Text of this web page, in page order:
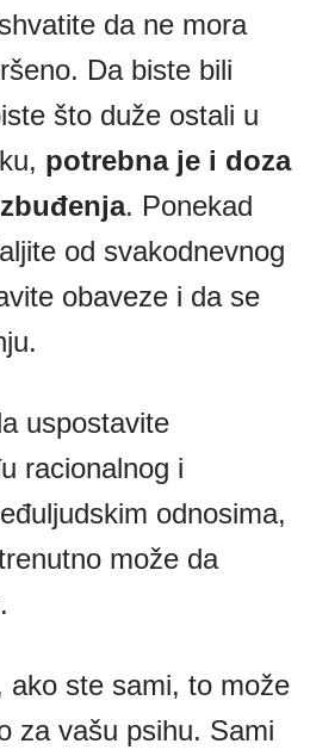
da ne mora
Da biste bili
što duže ostali u
potrebna je i doza
. Ponekad
od svakodnevnog
obaveze i da se
uspostavite
racionalnog i
odnosima,
može da
ako ste sami, to može
za vašu psihu. Sami